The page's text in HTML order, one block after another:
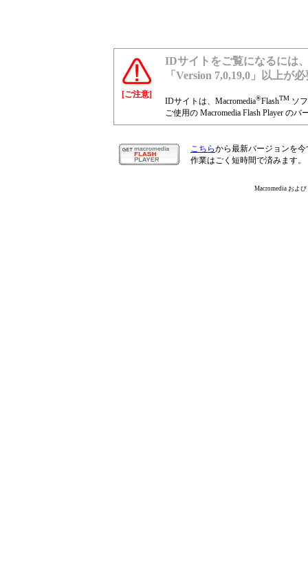
[ご注意]
IDサイトをご覧になるには
「Version 7,0,19,0」以上が
IDサイトは、Macromedia®FlashTM ソ
ご使用の Macromedia Flash Player の
こちらから最新バージョンを
作業はごく短時間で済みます。
Macromedia およ